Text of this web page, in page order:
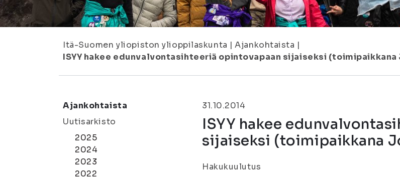
Itä-Suomen yliopiston ylioppilaskunta | Ajankohtaista |
ISYY hakee edunvalvontasihteeriä opintovapaan sijaiseksi (toimipaikkana
Ajankohtaista
Uutisarkisto
2025
2024
2023
2022
31.10.2014
ISYY hakee
sijaiseksi (toimipaikkana
Hakukuulutus